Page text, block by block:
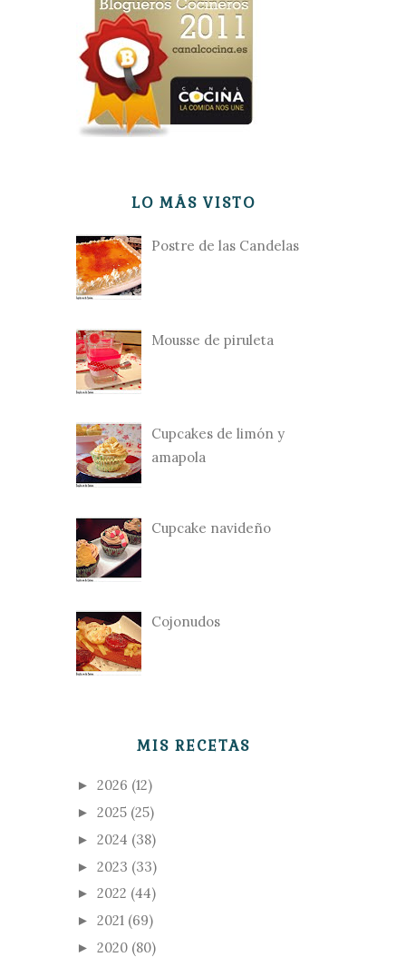
LO MÁS VISTO
Postre de las Candelas
Mousse de piruleta
Cupcakes de limón y
amapola
Cupcake navideño
Cojonudos
MIS RECETAS
► 2026 (12)
► 2025 (25)
► 2024 (38)
► 2023 (33)
► 2022 (44)
► 2021 (69)
► 2020 (80)